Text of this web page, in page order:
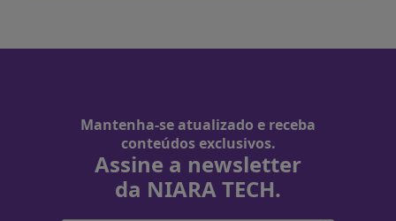
Mantenha-se atualizado e receba
conteúdos exclusivos.
Assine a newsletter
da NIARA TECH.